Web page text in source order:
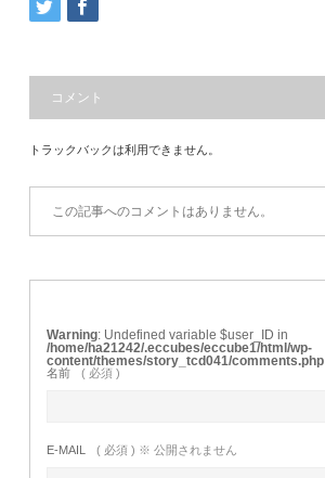
コメント
トラックバックは利用できません。
この記事へのコメントはありません。
Warning : Undefined variable $user_ID in
/home/ha21242/.eccubes/eccube1/html/wp-
content/themes/story_tcd041/comments.php
名前 ( 必須 )
E-MAIL ( 必須 ) ※ 公開されません